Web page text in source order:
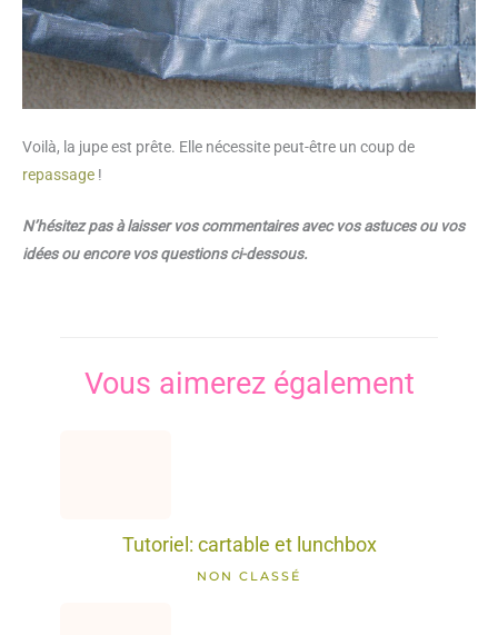
Voilà, la jupe est prête. Elle nécessite peut-être un coup de
repassage !
N’hésitez pas à laisser vos commentaires avec vos astuces ou vos
idées ou encore vos questions ci-dessous.
Vous aimerez également
Tutoriel: cartable et lunchbox
NON CLASSÉ